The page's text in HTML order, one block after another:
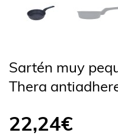
Sartén muy
Thera
22,24€